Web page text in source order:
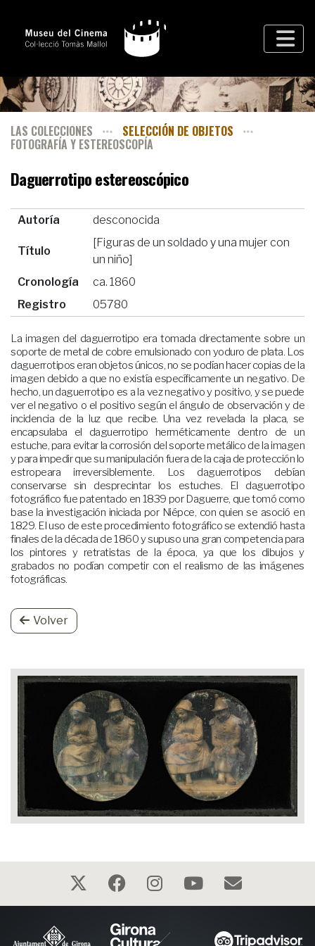
LAS COLECCIONES SELECCIÓN DE OBJETOS
FOTOGRAFÍA Y ESTEREOSCOPÍA
Daguerrotipo estereoscópico
Autoría desconocida
Título
[Figuras de un soldado y una mujer con
un niño]
Cronología
ca. 1860
Registro
05780
La imagen del daguerrotipo era tomada directamente sobre un
soporte de metal de cobre emulsionado con yoduro de plata. Los
daguerrotipos eran objetos únicos, no se podían hacer copias de la
imagen debido a que no existía específicamente un negativo. De
hecho, un daguerrotipo es a la vez negativo y positivo, y se puede
ver el negativo o el positivo según el ángulo de observación y de
incidencia de la luz que recibe. Una vez revelada la placa, se
encapsulaba el daguerrotipo herméticamente dentro de un
estuche, para evitar la corrosión del soporte metálico de la imagen
y para impedir que su manipulación fuera de la caja de protección lo
estropeara irreversiblemente. Los daguerrotipos debían
conservarse sin desprecintar los estuches. El daguerrotipo
fotográfico fue patentado en 1839 por Daguerre, que tomó como
base la investigación iniciada por Niépce, con quien se asoció en
1829. El uso de este procedimiento fotográfico se extendió hasta
finales de la década de 1860 y supuso una gran competencia para
los pintores y retratistas de la época, ya que los dibujos y
grabados no podían competir con el realismo de las imágenes
fotográficas.
Volver